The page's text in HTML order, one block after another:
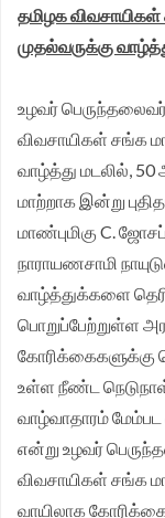
தமிழக
முதல்வருக்கு
உழவர் பெருந்தலைவர்
விவசாயிகள் சங்க
வாழ்த்து மடலில்,
மாற்றாக இன்று
மாண்புமிகு C.
நாராயணசாமி
வாழ்த்துக்களை
பொறுப்பேற்றுள்ள
கோரிக்கைகளுக்கு
உள்ள நீண்ட
வாழ்வாதாரம்
என்று உழவர்
விவசாயிகள் சங்க
வாயிலாக